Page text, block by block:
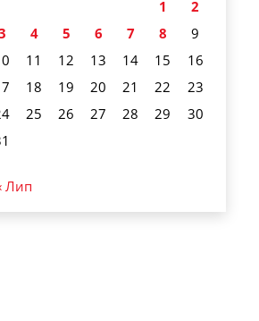
1
2
4 5 6 7 8
9
11 12 13 14 15
16
18 19 20 21 22
23
25 26 27 28 29
30
Лип